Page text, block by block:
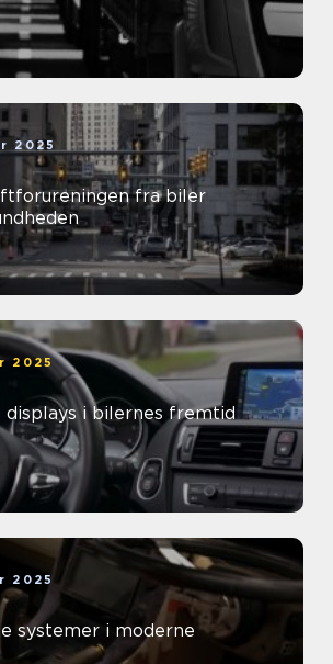
2025
fra biler
2025
i bilernes fremtid
2025
systemer i moderne